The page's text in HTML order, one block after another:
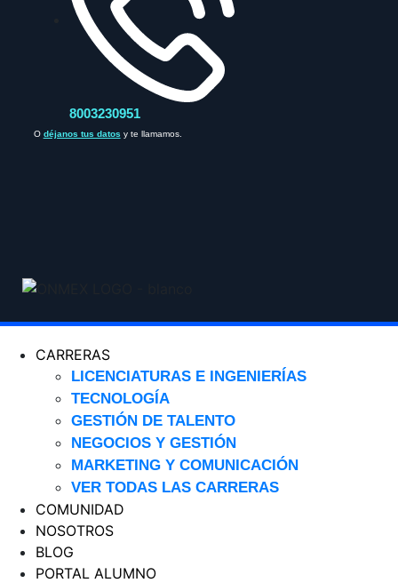
8003230951
O déjanos tus datos y te llamamos.
CARRERAS
LICENCIATURAS E INGENIERÍAS
TECNOLOGÍA
GESTIÓN DE TALENTO
NEGOCIOS Y GESTIÓN
MARKETING Y COMUNICACIÓN
VER TODAS LAS CARRERAS
COMUNIDAD
NOSOTROS
BLOG
PORTAL ALUMNO